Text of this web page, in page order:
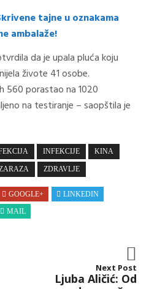
tajne u oznakama
ambalaže!
da je upala pluća koju
živote 41 osobe.
560 porastao na 1020
na testiranje – saopštila je
INFEKCIJE KINA
ZDRAVLJE
GOOGLE+
LINKEDIN
MAIL
Next Post
Ljuba Aličić: Od